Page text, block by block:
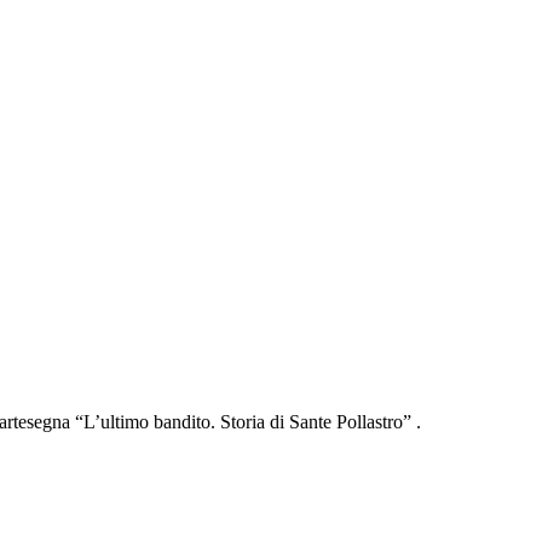
“L’ultimo bandito. Storia di Sante Pollastro” .